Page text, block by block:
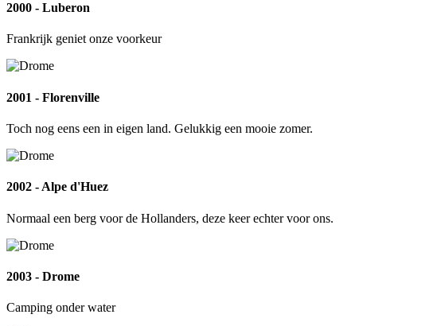
2000 - Luberon
Frankrijk geniet onze voorkeur
2001 - Florenville
Toch nog eens een in eigen land. Gelukkig een mooie zomer.
2002 - Alpe d'Huez
Normaal een berg voor de Hollanders, deze keer echter voor ons.
2003 - Drome
Camping onder water